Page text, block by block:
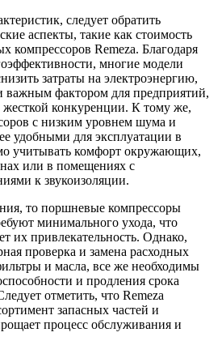
следует обратить
аспекты, такие как стоимость
компрессоров Remeza. Благодаря
многие модели
затраты на электроэнергию,
важным фактором для предприятий,
конкуренции. К тому же,
с низким уровнем шума и
удобными для эксплуатации в
учитывать комфорт окружающих,
или в помещениях с
к звукоизоляции.
то поршневые компрессоры
минимального ухода, что
их привлекательность. Однако,
проверка и замена расходных
и масла, все же необходимы
и продления срока
отметить, что Remeza
запасных частей и
процесс обслуживания и